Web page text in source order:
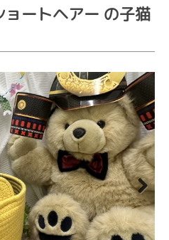
ートヘアー の子猫
Next